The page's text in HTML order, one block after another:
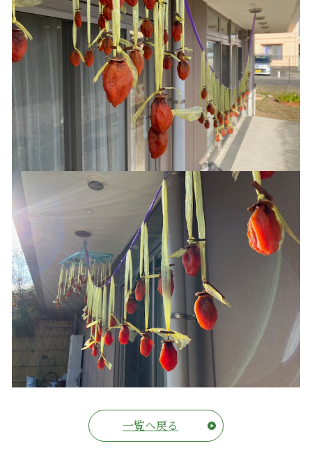
一覧へ戻る